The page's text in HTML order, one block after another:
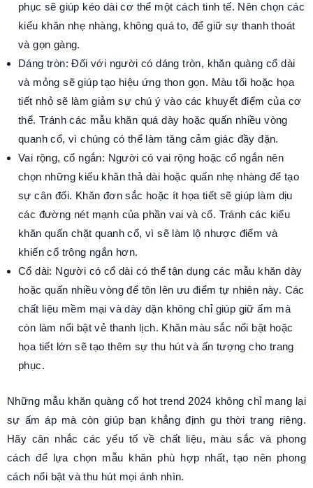
phục sẽ giúp kéo dài cơ thể một cách tinh tế. Nên chọn các
kiểu khăn nhẹ nhàng, không quá to, để giữ sự thanh thoát
và gọn gàng.
Dáng tròn: Đối với người có dáng tròn, khăn quàng cổ dài
và mỏng sẽ giúp tạo hiệu ứng thon gọn. Màu tối hoặc họa
tiết nhỏ sẽ làm giảm sự chú ý vào các khuyết điểm của cơ
thể. Tránh các mẫu khăn quá dày hoặc quấn nhiều vòng
quanh cổ, vì chúng có thể làm tăng cảm giác đầy đặn.
Vai rộng, cổ ngắn: Người có vai rộng hoặc cổ ngắn nên
chọn những kiểu khăn thả dài hoặc quấn nhẹ nhàng để tạo
sự cân đối. Khăn đơn sắc hoặc ít họa tiết sẽ giúp làm dịu
các đường nét mạnh của phần vai và cổ. Tránh các kiểu
khăn quấn chặt quanh cổ, vì sẽ làm lộ nhược điểm và
khiến cổ trông ngắn hơn.
Cổ dài: Người có cổ dài có thể tận dụng các mẫu khăn dày
hoặc quấn nhiều vòng để tôn lên ưu điểm tự nhiên này. Các
chất liệu mềm mại và dày dặn không chỉ giúp giữ ấm mà
còn làm nổi bật vẻ thanh lịch. Khăn màu sắc nổi bật hoặc
họa tiết lớn sẽ tạo thêm sự thu hút và ấn tượng cho trang
phục.
Những mẫu khăn quàng cổ hot trend 2024 không chỉ mang lại
sự ấm áp mà còn giúp bạn khẳng định gu thời trang riêng.
Hãy cân nhắc các yếu tố về chất liệu, màu sắc và phong
cách để lựa chọn mẫu khăn phù hợp nhất, tạo nên phong
cách nổi bật và thu hút mọi ánh nhìn.